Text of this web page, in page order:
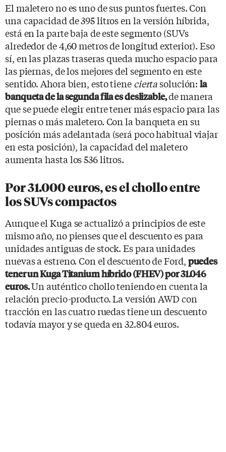
El maletero no es uno de sus puntos fuertes. Con
una capacidad de 395 litros en la versión híbrida,
está en la parte baja de este segmento (SUVs
alrededor de 4,60 metros de longitud exterior). Eso
sí, en las plazas traseras queda mucho espacio para
las piernas, de los mejores del segmento en este
sentido. Ahora bien, esto tieneciertasolución:la
banqueta de la segunda fila es deslizable,de manera
que se puede elegir entre tener más espacio para las
piernas o más maletero. Con la banqueta en su
posición más adelantada (será poco habitual viajar
en esta posición), la capacidad del maletero
aumenta hasta los 536 litros.
Por 31.000 euros, es el chollo entre
los SUVs compactos
Aunque el Kuga se actualizó a principios de este
mismo año, no pienses que el descuento es para
unidades antiguas de stock. Es para unidades
nuevas a estreno. Con el descuento de Ford, puedes
tener un Kuga Titanium híbrido (FHEV) por 31.046
euros.Un auténtico chollo teniendo en cuenta la
relación precio-producto. La versión AWD con
tracción en las cuatro ruedas tiene un descuento
todavía mayor y se queda en 32.804 euros.